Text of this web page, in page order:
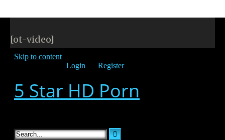
[ot-video]